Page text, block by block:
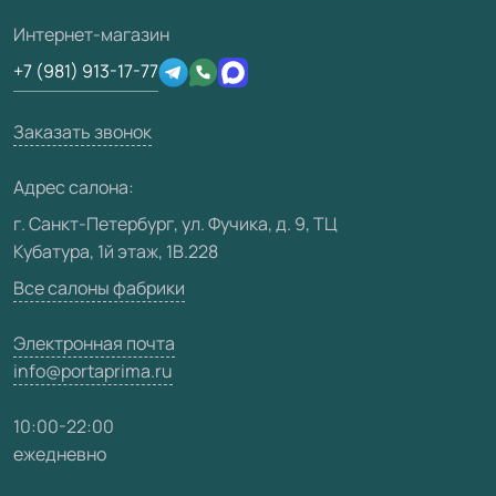
Отзывы клиентов
Техническая информация
Юридическая информация
3D-модели
Сертификаты
Производство
Вакансии
Видео
Карта сайта
Интернет-магазин
+7 (981) 913-17-77
Заказать звонок
Адрес салона:
г. Санкт-Петербург, ул. Фучика, д. 9, ТЦ
Кубатура, 1й этаж, 1В.228
Все салоны фабрики
Электронная почта
info@portaprima.ru
10:00-22:00
ежедневно